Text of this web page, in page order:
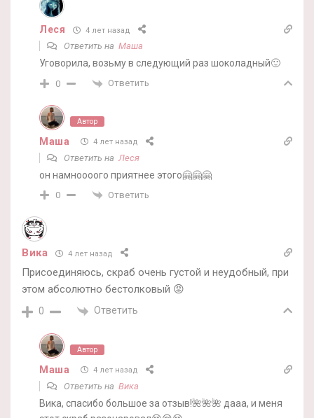
Леся 4 лет назад
Ответить на Маша
Уговорила, возьму в следующий раз шоколадный🙂
0 Ответить
Автор
Маша 4 лет назад
Ответить на Леся
он намноооого приятнее этого🤗🤗🤗
0 Ответить
Вика 4 лет назад
Присоединяюсь, скраб очень густой и неудобный, при
этом абсолютно бестолковый 😡
0 Ответить
Автор
Маша 4 лет назад
Ответить на Вика
Вика, спасибо большое за отзыв!🌺🌺🌺 дааа, и меня